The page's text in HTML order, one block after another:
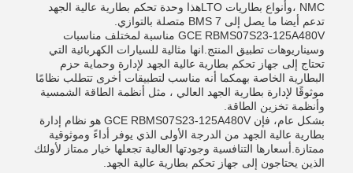
NMC ،وأنواع بطاريات LTOهذا وحدة تحكم بطارية عالية الجهد
تدعم أيضا ما يصل إلى 7 BMS متصلة بالتوازي.
GCE RBMS07S23-125A480V مناسبة لمختلف مناسبات
وسيناريوهات تطبيق المنتج.انها مثالية للسيارات الكهربائية التي
تحتاج إلى جهاز تحكم بطارية عالية الجهد لإدارة وحماية حزم
البطارية الخاصة بهمكما أنه مناسب لتطبيقات أخرى تتطلب نظامًا
موثوقًا لإدارة بطارية الجهد العالي ، مثل أنظمة الطاقة الشمسية
وأنظمة تخزين الطاقة.
بشكل عام، فإن GCE RBMS07S23-125A480V هو نظام إدارة
بطارية عالية الجهد من الدرجة الأولى الذي يوفر أداءً وموثوقية
ممتازة.أسعارها التنافسية وجودتها العالية تجعلها خيار ممتاز لأولئك
الذين يحتاجون إلى جهاز تحكم بطارية عالية الجهد.